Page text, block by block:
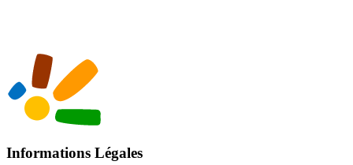
Informations Légales